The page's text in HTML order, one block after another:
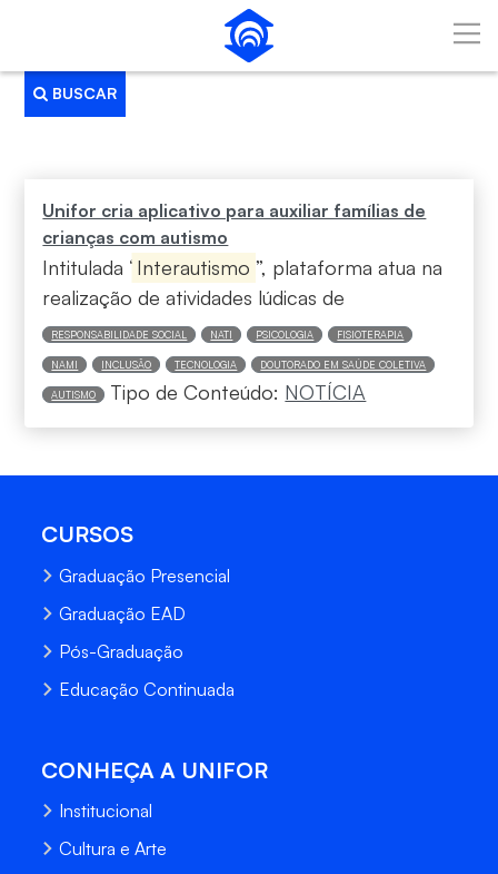
Pular para o Conteúdo principal
BUSCAR
Unifor cria aplicativo para auxiliar famílias de
crianças com autismo
Intitulada “ Interautismo ”, plataforma atua na
realização de atividades lúdicas de
RESPONSABILIDADE SOCIAL NATI PSICOLOGIA FISIOTERAPIA
NAMI INCLUSÃO TECNOLOGIA DOUTORADO EM SAÚDE COLETIVA
AUTISMO Tipo de Conteúdo: NOTÍCIA
CURSOS
Graduação Presencial
Graduação EAD
Pós-Graduação
Educação Continuada
CONHEÇA A UNIFOR
Institucional
Cultura e Arte